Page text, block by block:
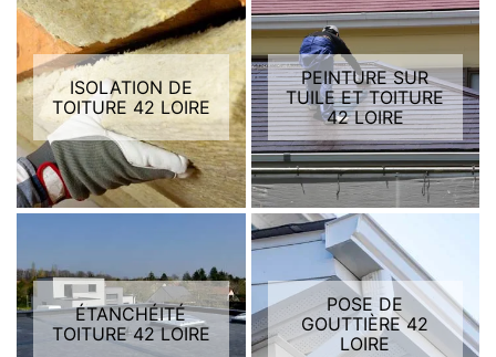
ISOLATION DE
TOITURE 42 LOIRE
PEINTURE SUR
TUILE ET TOITURE
42 LOIRE
ÉTANCHÉITÉ
TOITURE 42 LOIRE
POSE DE
GOUTTIÈRE 42
LOIRE